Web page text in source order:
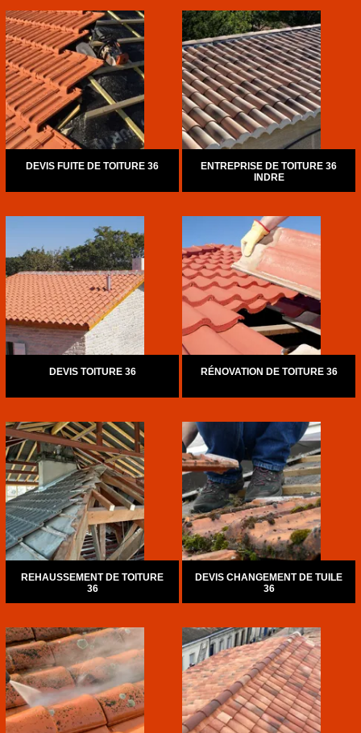
DEVIS FUITE DE TOITURE 36
ENTREPRISE DE TOITURE 36
INDRE
DEVIS TOITURE 36 RÉNOVATION DE TOITURE 36
REHAUSSEMENT DE TOITURE
36
DEVIS CHANGEMENT DE TUILE
36